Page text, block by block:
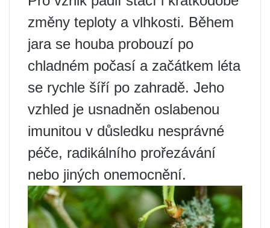
změny teploty a vlhkosti. Během
jara se houba probouzí po
chladném počasí a začátkem léta
se rychle šíří po zahradě. Jeho
vzhled je usnadněn oslabenou
imunitou v důsledku nesprávné
péče, radikálního prořezávání
nebo jiných onemocnění.